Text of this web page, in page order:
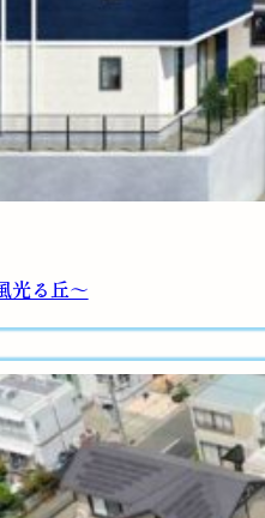
光る丘～